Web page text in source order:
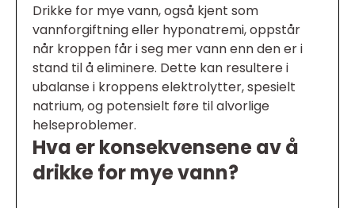
Drikke for mye vann, også kjent som
vannforgiftning eller hyponatremi, oppstår
når kroppen får i seg mer vann enn den er i
stand til å eliminere. Dette kan resultere i
ubalanse i kroppens elektrolytter, spesielt
natrium, og potensielt føre til alvorlige
helseproblemer.
Hva er konsekvensene av å
drikke for mye vann?